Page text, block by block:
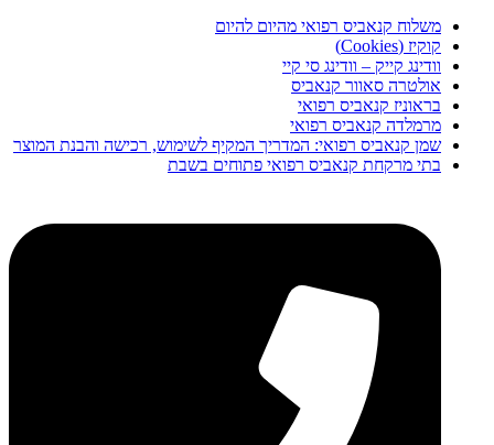
משלוח קנאביס רפואי מהיום להיום
קוקיז (Cookies)
וודינג קייק – וודינג סי קיי
אולטרה סאוור קנאביס
בראוניז קנאביס רפואי
מרמלדה קנאביס רפואי
שמן קנאביס רפואי: המדריך המקיף לשימוש, רכישה והבנת המוצר
בתי מרקחת קנאביס רפואי פתוחים בשבת